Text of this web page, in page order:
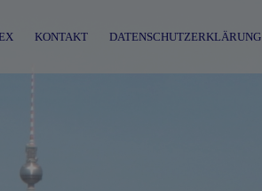
KONTAKT DATENSCHUTZERKLÄRUNG